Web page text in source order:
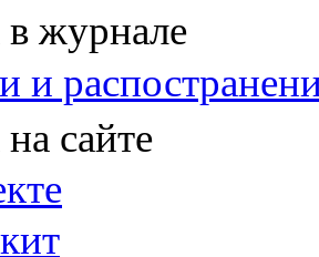
в журнале
и
сайте